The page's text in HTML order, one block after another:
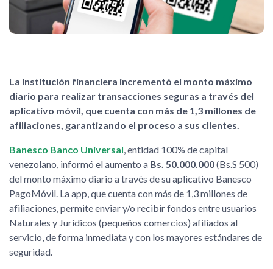
La institución financiera incrementó el monto máximo
diario para realizar transacciones seguras a través del
aplicativo móvil, que cuenta con más de 1,3 millones de
afiliaciones, garantizando el proceso a sus clientes.
Banesco Banco Universal , entidad 100% de capital
venezolano, informó el aumento a Bs. 50.000.000(Bs.S 500)
del monto máximo diario a través de su aplicativo Banesco
PagoMóvil. La app, que cuenta con más de 1,3 millones de
afiliaciones, permite enviar y/o recibir fondos entre usuarios
Naturales y Jurídicos (pequeños comercios) afiliados al
servicio, de forma inmediata y con los mayores estándares de
seguridad.